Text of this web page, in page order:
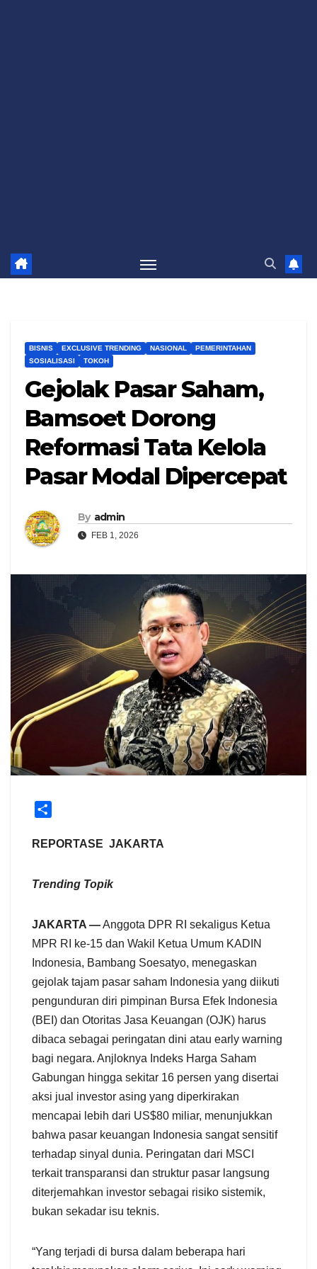
BISNIS EXCLUSIVE TRENDING NASIONAL
PEMERINTAHAN
SOSIALISASI
TOKOH
Gejolak Pasar Saham,
Bamsoet Dorong
Reformasi Tata Kelola
Pasar Modal Dipercepat
By admin
FEB 1, 2026
a
REPORTASE JAKARTA
Trending Topik
JAKARTA —Anggota DPR RI sekaligus Ketua
MPR RI ke-15 dan Wakil Ketua Umum KADIN
Indonesia, Bambang Soesatyo, menegaskan
gejolak tajam pasar saham Indonesia yang diikuti
pengunduran diri pimpinan Bursa Efek Indonesia
(BEI) dan Otoritas Jasa Keuangan (OJK) harus
dibaca sebagai peringatan dini atau early warning
bagi negara. Anjloknya Indeks Harga Saham
Gabungan hingga sekitar 16 persen yang disertai
aksi jual investor asing yang diperkirakan
mencapai lebih dari US$80 miliar, menunjukkan
bahwa pasar keuangan Indonesia sangat sensitif
terhadap sinyal dunia. Peringatan dari MSCI
terkait transparansi dan struktur pasar langsung
diterjemahkan investor sebagai risiko sistemik,
bukan sekadar isu teknis.
“Yang terjadi di bursa dalam beberapa hari